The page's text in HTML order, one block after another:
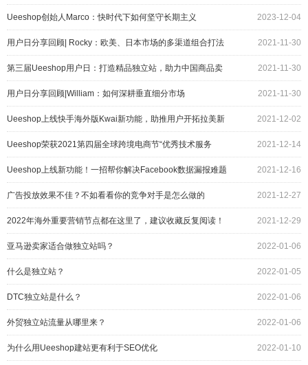
Ueeshop创始人Marco：快时代下如何坚守长期主义 2023-12-04
用户日分享回顾| Rocky：欧美、日本市场的多渠道组合打法 2021-11-30
第三届Ueeshop用户日：打造精品独立站，助力中国商品卖
向全球
2021-11-30
用户日分享回顾|William：如何深耕垂直细分市场 2021-11-30
Ueeshop上线快手海外版Kwai新功能，助推用户开拓拉美新
蓝海！
2021-12-02
Ueeshop荣获2021第四届全球跨境电商节“优秀技术服务
商”奖
2021-12-14
Ueeshop上线新功能！一招帮你解决Facebook数据漏报难题 2021-12-16
广告投放效果不佳？不如看看你的竞争对手是怎么做的 2021-12-27
2022年海外重要营销节点都在这里了，建议收藏反复阅读！ 2021-12-29
亚马逊卖家适合做独立站吗？ 2022-01-06
什么是独立站？ 2022-01-05
DTC独立站是什么？ 2022-01-06
外贸独立站流量从哪里来？ 2022-01-06
为什么用Ueeshop建站更有利于SEO优化 2022-01-10